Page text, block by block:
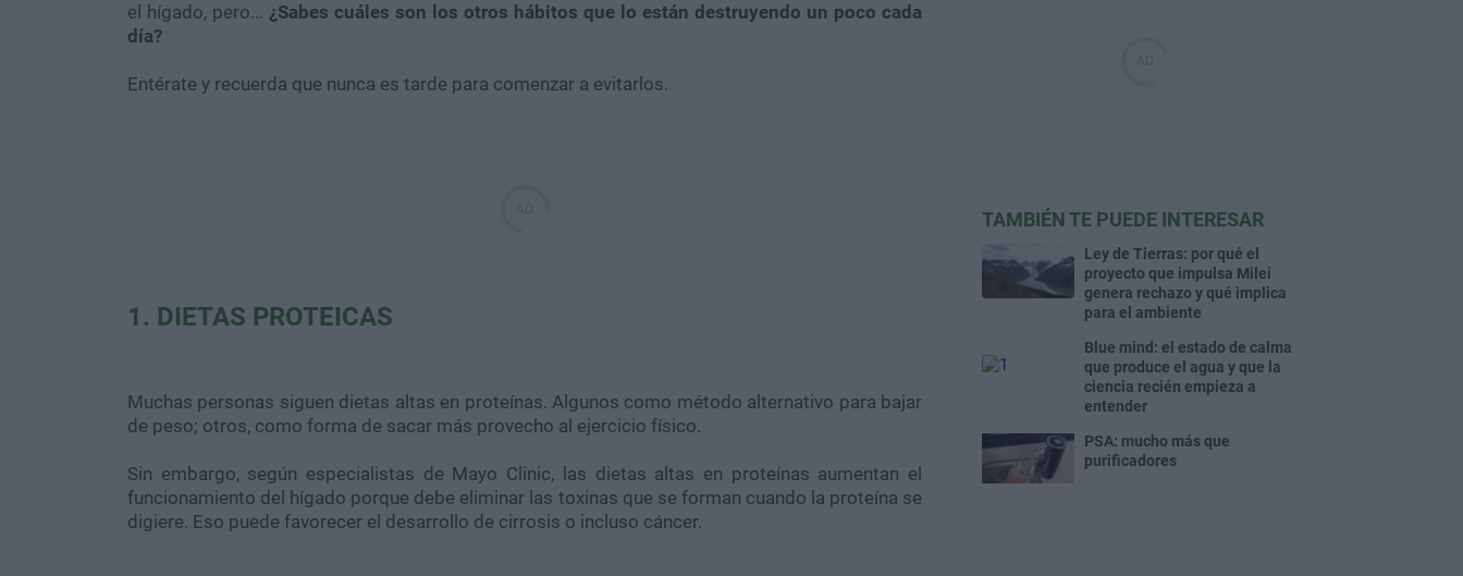
el hígado, pero... ¿Sabes cuáles son los otros hábitos que lo están destruyendo un poco cada
día?
Entérate y recuerda que nunca es tarde para comenzar a evitarlos.
1. DIETAS PROTEICAS
Muchas personas siguen dietas altas en proteínas. Algunos como método alternativo para bajar
de peso; otros, como forma de sacar más provecho al ejercicio físico.
Sin embargo, según especialistas de Mayo Clinic, las dietas altas en proteínas aumentan el
funcionamiento del hígado porque debe eliminar las toxinas que se forman cuando la proteína se
digiere. Eso puede favorecer el desarrollo de cirrosis o incluso cáncer.
TAMBIÉN TE PUEDE INTERESAR
Ley de Tierras: por qué el
proyecto que impulsa Milei
genera rechazo y qué implica
para el ambiente
Blue mind: el estado de calma
que produce el agua y que la
ciencia recién empieza a
entender
PSA: mucho más que
purificadores